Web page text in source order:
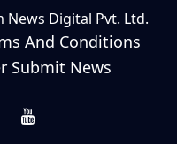
News Digital Pvt. Ltd.
And Conditions
Submit News